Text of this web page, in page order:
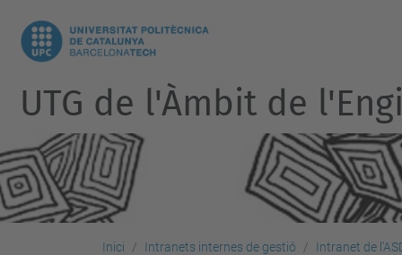
UTG de l'Àmbit de
Inici Intranets internes de gestió Intranet de